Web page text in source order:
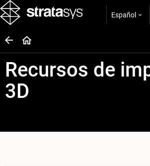
Español
Recursos de
3D